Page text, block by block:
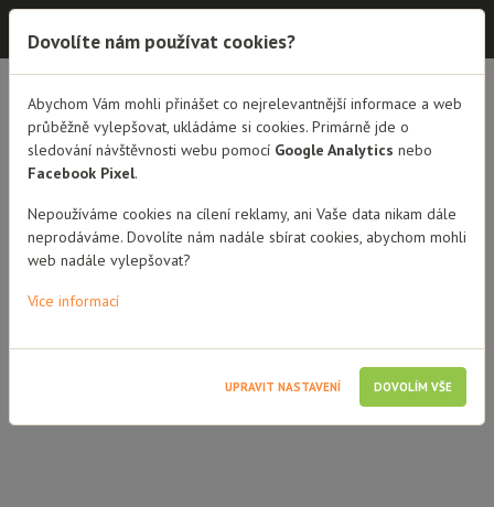
Dobrá rodina - semináře
PŘEHLED SEMINÁŘŮ DETAIL SEMINÁŘE
Seminář je uzamčený
přihlásit.
Dovolíte nám používat cookies?
Abychom Vám mohli přinášet co nejrelevantnější informace a web
průběžně vylepšovat, ukládáme si cookies. Primárně jde o
sledování návštěvnosti webu pomocí Google Analytics nebo
Facebook Pixel.
Nepoužíváme cookies na cílení reklamy, ani Vaše data nikam dále
neprodáváme. Dovolíte nám nadále sbírat cookies, abychom mohli
web nadále vylepšovat?
Více informací
UPRAVIT NASTAVENÍ DOVOLÍM VŠE